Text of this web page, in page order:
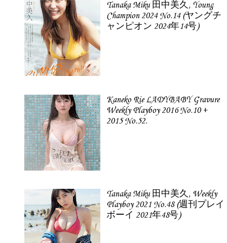
Tanaka Miku 田中美久, Young
Champion 2024 No.14 (ヤングチ
ャンピオン 2024年14号)
Kaneko Rie LADYBABY Gravure
Weekly Playboy 2016 No.10 +
2015 No.52.
Tanaka Miku 田中美久, Weekly
Playboy 2021 No.48 (週刊プレイ
ボーイ 2021年48号)